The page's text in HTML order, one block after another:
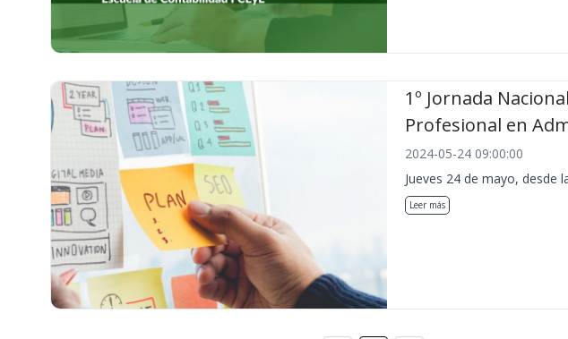
1º Jornada
Profesional en
2024-05-24 09:00:00
Jueves 24 de mayo, desde
Leer más